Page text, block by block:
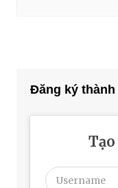
Đăng ký thành